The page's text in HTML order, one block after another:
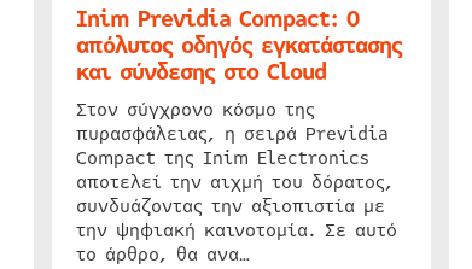
Inim Previdia Compact: Ο
απόλυτος οδηγός εγκατάστασης
και σύνδεσης στο Cloud
Στον σύγχρονο κόσμο της
πυρασφάλειας, η σειρά Previdia
Compact της Inim Electronics
αποτελεί την αιχμή του δόρατος,
συνδυάζοντας την αξιοπιστία με
την ψηφιακή καινοτομία. Σε αυτό
το άρθρο, θα ανα…